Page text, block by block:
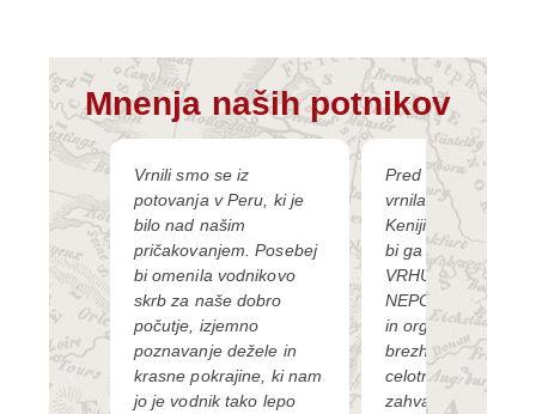
Mnenja naših potnikov
in
Vrnili smo se iz
potovanja v Peru, ki je
bilo nad našim
pričakovanjem. Posebej
bi omenila vodnikovo
skrb za naše dobro
počutje, izjemno
poznavanje dežele in
krasne pokrajine, ki nam
jo je vodnik tako lepo
Pred kratkim sem
vrnila iz potovanja
Keniji in Tanzaniji.
bi ga v dve besedi
VRHUNSKO in
NEPOZABNO.
in organizacija
brezhibna. V imenu
celotne skupine se
zahvaljujem